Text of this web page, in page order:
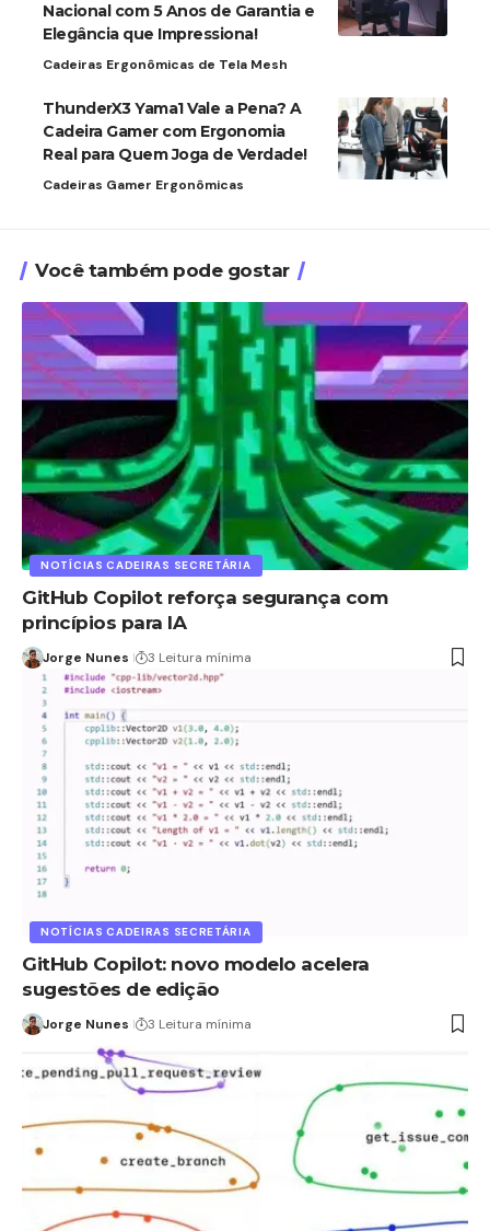
Nacional com 5 Anos de Garantia e
Elegância que Impressiona!
Cadeiras Ergonômicas de Tela Mesh
ThunderX3 Yama1 Vale a Pena? A
Cadeira Gamer com Ergonomia
Real para Quem Joga de Verdade!
Cadeiras Gamer Ergonômicas
Você também pode gostar
NOTÍCIAS CADEIRAS SECRETÁRIA
GitHub Copilot reforça segurança com
princípios para IA
Jorge Nunes 3 Leitura mínima
NOTÍCIAS CADEIRAS SECRETÁRIA
GitHub Copilot: novo modelo acelera
sugestões de edição
Jorge Nunes 3 Leitura mínima